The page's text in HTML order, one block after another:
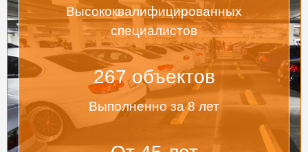
Высококвалифицированных
специалистов
267объектов
Выполненно за 8 лет